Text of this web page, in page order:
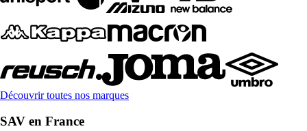
Découvrir toutes nos marques
SAV en France